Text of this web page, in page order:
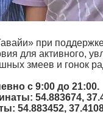
при
для активного,
змеев и гонок
с 9:00 до 21:00.
54.883674,
54.883452,